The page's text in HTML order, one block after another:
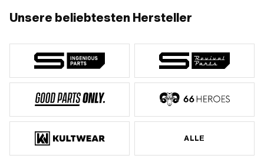
Unsere beliebtesten Hersteller
ALLE